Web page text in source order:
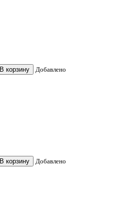
В корзину Добавлено
В корзину Добавлено